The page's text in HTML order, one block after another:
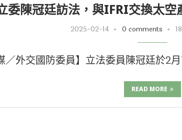
委陳冠廷訪法，與IFRI交換太
2025-02-14 0 comments
／外交國防委員】立法委員陳冠廷於2
READ MORE